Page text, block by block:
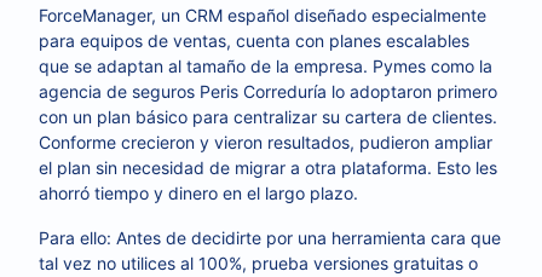
ForceManager, un CRM español diseñado especialmente
para equipos de ventas, cuenta con planes escalables
que se adaptan al tamaño de la empresa. Pymes como la
agencia de seguros Peris Correduría lo adoptaron primero
con un plan básico para centralizar su cartera de clientes.
Conforme crecieron y vieron resultados, pudieron ampliar
el plan sin necesidad de migrar a otra plataforma. Esto les
ahorró tiempo y dinero en el largo plazo.
Para ello: Antes de decidirte por una herramienta cara que
tal vez no utilices al 100%, prueba versiones gratuitas o